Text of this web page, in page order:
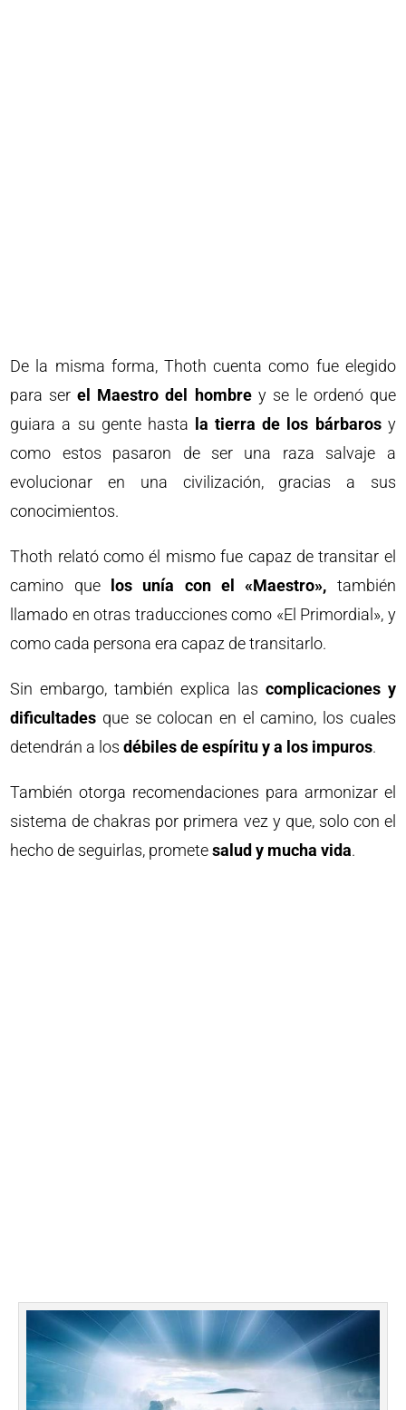
De la misma forma, Thoth cuenta como fue elegido
para serel Maestro del hombrey se le ordenó que
guiara a su gente hasta la tierra de los bárbarosy
como estos pasaron de ser una raza salvaje a
evolucionar en una civilización, gracias a sus
conocimientos.
Thoth relató como él mismo fue capaz de transitar el
camino que los unía con el «Maestro», también
llamado en otras traducciones como «El Primordial», y
como cada persona era capaz de transitarlo.
Sin embargo, también explica las complicaciones y
dificultades que se colocan en el camino, los cuales
detendrán a losdébiles de espíritu y a los impuros.
También otorga recomendaciones para armonizar el
sistema de chakras por primera vez y que, solo con el
hecho de seguirlas, prometesalud y mucha vida.